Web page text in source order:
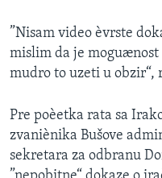
”Nisam video èvrste
mislim da je moguænost
mudro to uzeti u obzir“,
Pre poèetka rata sa
zvaniènika Bušove
sekretara za odbranu